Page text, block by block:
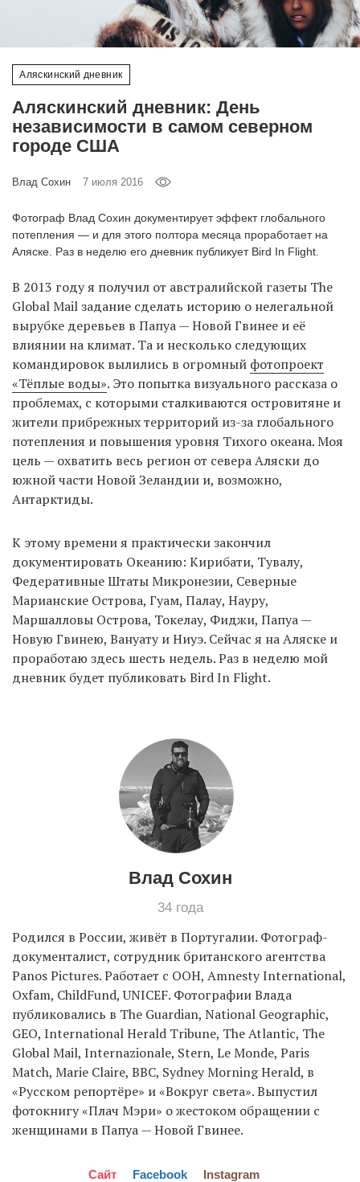
Аляскинский дневник
Аляскинский дневник: День
независимости в самом северном
городе США
Влад Сохин 7 июля 2016
Фотограф Влад Сохин документирует эффект глобального
потепления — и для этого полтора месяца проработает на
Аляске. Раз в неделю его дневник публикует Bird In Flight.
В 2013 году я получил от австралийской газеты The
Global Mail задание сделать историю о нелегальной
вырубке деревьев в Папуа — Новой Гвинее и её
влиянии на климат. Та и несколько следующих
командировок вылились в огромный фотопроект
«Тёплые воды». Это попытка визуального рассказа о
проблемах, с которыми сталкиваются островитяне и
жители прибрежных территорий из-за глобального
потепления и повышения уровня Тихого океана. Моя
цель — охватить весь регион от севера Аляски до
южной части Новой Зеландии и, возможно,
Антарктиды.
К этому времени я практически закончил
документировать Океанию: Кирибати, Тувалу,
Федеративные Штаты Микронезии, Северные
Марианские Острова, Гуам, Палау, Науру,
Маршалловы Острова, Токелау, Фиджи, Папуа —
Новую Гвинею, Вануату и Ниуэ. Сейчас я на Аляске и
проработаю здесь шесть недель. Раз в неделю мой
дневник будет публиковать Bird In Flight.
Влад Сохин
34 года
Родился в России, живёт в Португалии. Фотограф-
документалист, сотрудник британского агентства
Panos Pictures. Работает с ООН, Amnesty International,
Oxfam, ChildFund, UNICEF. Фотографии Влада
публиковались в The Guardian, National Geographic,
GEO, International Herald Tribune, The Atlantic, The
Global Mail, Internazionale, Stern, Le Monde, Paris
Match, Marie Claire, BBC, Sydney Morning Herald, в
«Русском репортёре» и «Вокруг света». Выпустил
фотокнигу «Плач Мэри» о жестоком обращении с
женщинами в Папуа — Новой Гвинее.
Сайт Facebook Instagram